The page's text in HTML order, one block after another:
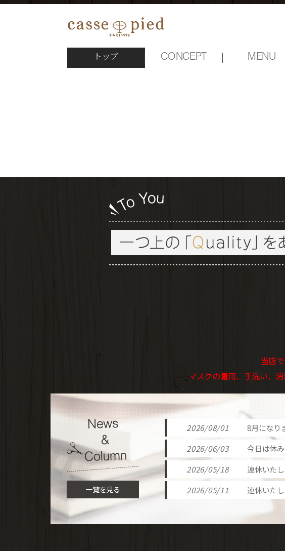
トップ CONCEPT MENU
トップ CONCEPT MENU
当店
マスクの着用、手洗い、
一覧を見る
2026/08/01
8月にな
2026/06/03
今日は休
2026/05/18
連休いた
2026/05/11
連休いた